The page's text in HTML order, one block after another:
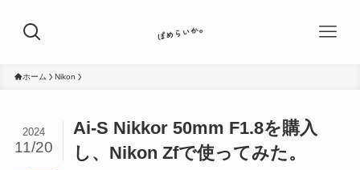
ホーム Nikon
Ai-S Nikkor 50mm F1.8を購入
し、Nikon Zfで使ってみた。
2024
11/20